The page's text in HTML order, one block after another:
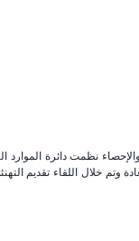
والإحصاء نظمت دائرة
خلال اللقاء تقديم